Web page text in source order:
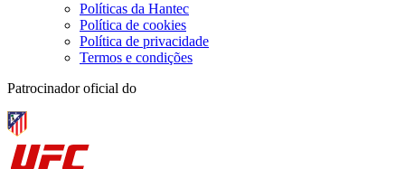
Políticas da Hantec
Política de cookies
Política de privacidade
Termos e condições
Patrocinador oficial do